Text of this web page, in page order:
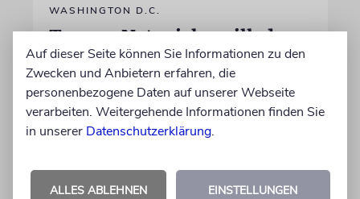
WASHINGTON D.C.
Trump: Netanjahu will, dass
USA im Iran involviert
bleiben
Unterschiedliche Interessen Israels und der
USA sind im Iran-Krieg mehrfach zutage
Netanjahu deutet Trump an, dass die
Differenzen nicht überwunden sind
Auf dieser Seite können Sie Informationen zu den
Zwecken und Anbietern erfahren, die
personenbezogene Daten auf unserer Webseite
verarbeiten. Weitergehende Informationen finden Sie
in unserer Datenschutzerklärung.
ALLES ABLEHNEN EINSTELLUNGEN